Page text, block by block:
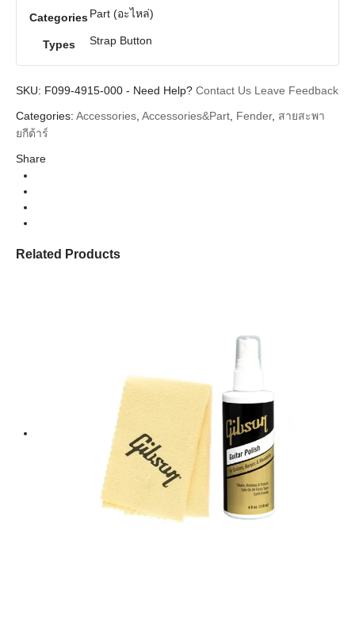
CategoriesPart (อะไหล่)
Types Strap Button
SKU: F099-4915-000 - Need Help? Contact Us Leave Feedback
Categories: Accessories, Accessories&Part, Fender, สายสะพา
ยกีต้าร์
Share
Related Products